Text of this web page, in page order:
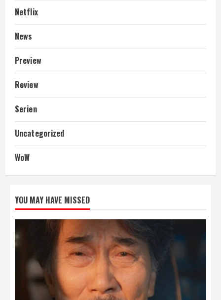
Netflix
News
Preview
Review
Serien
Uncategorized
WoW
YOU MAY HAVE MISSED